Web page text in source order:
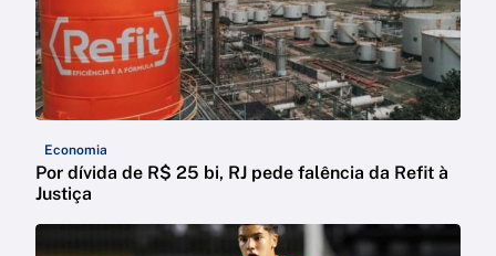
Economia
Por dívida de R$ 25 bi, RJ pede falência da Refit à
Justiça